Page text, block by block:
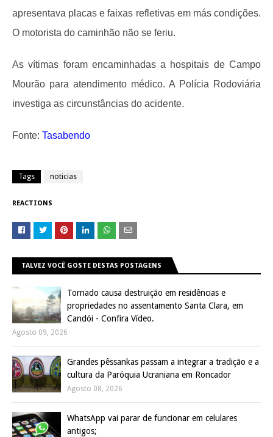
apresentava placas e faixas refletivas em más condições.
O motorista do caminhão não se feriu.
As vítimas foram encaminhadas a hospitais de Campo
Mourão para atendimento médico. A Polícia Rodoviária
investiga as circunstâncias do acidente.
Fonte: Tasabendo
Tags noticias
REACTIONS
TALVEZ VOCÊ GOSTE DESTAS POSTAGENS
Tornado causa destruição em residências e
propriedades no assentamento Santa Clara, em
Candói - Confira Vídeo.
Agosto 09, 2026
Grandes pêssankas passam a integrar a tradição e a
cultura da Paróquia Ucraniana em Roncador
Agosto 08, 2026
WhatsApp vai parar de funcionar em celulares
antigos;